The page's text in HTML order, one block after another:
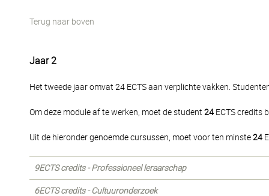
Terug naar boven
Jaar 2
Het tweede jaar omvat 24 ECTS aan verplichte vakken.
Om deze module af te werken, moet de student 24 ECTS credits
Uit de hieronder genoemde cursussen, moet voor ten minste24
9ECTS credits - Professioneel leraarschap
6ECTS credits - Cultuuronderzoek